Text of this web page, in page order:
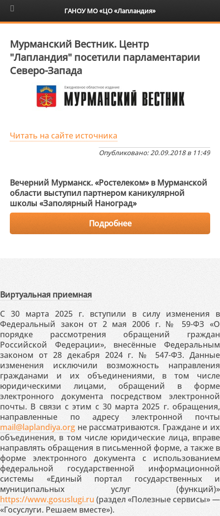
6+
Мурманский Вестник. Центр
"Лапландия" посетили парламентарии
Северо-Запада
Читать на сайте источника
Опубликовано: 20.09.2018 в 11:49
Вечерний Мурманск. «Ростелеком» в Мурманской
области выступил партнером каникулярной
школы «Заполярный Наноград»
Подробнее
Виртуальная приемная
С 30 марта 2025 г. вступили в силу изменения в
Федеральный закон от 2 мая 2006 г. № 59-ФЗ «О
порядке рассмотрения обращений граждан
Российской Федерации», внесённые Федеральным
законом от 28 декабря 2024 г. № 547-ФЗ. Данные
изменения исключили возможность направления
гражданами и их объединениями, в том числе
юридическими лицами, обращений в форме
электронного документа посредством электронной
почты. В связи с этим с 30 марта 2025 г. обращения,
направленные по адресу электронной почты
mail@laplandiya.org не рассматриваются. Граждане и их
объединения, в том числе юридические лица, вправе
направлять обращения в письменной форме, а также в
форме электронного документа с использованием
федеральной государственной информационной
системы «Единый портал государственных и
муниципальных услуг (функций)»
https://www.gosuslugi.ru (раздел «Полезные сервисы» —
«Госуслуги. Решаем вместе»).
ГАНОУ МО «ЦО «Лапландия»